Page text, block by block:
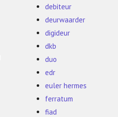
debiteur
deurwaarder
digideur
dkb
duo
edr
euler hermes
ferratum
fiad